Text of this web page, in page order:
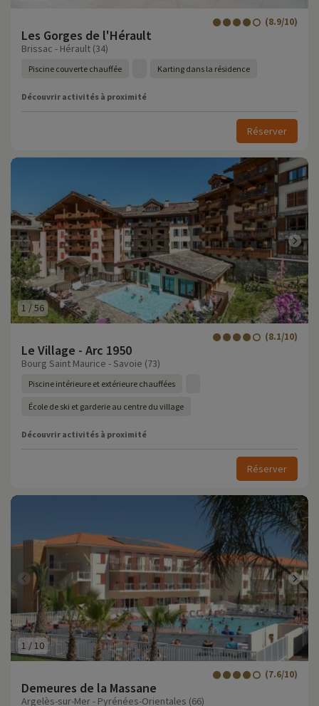
Les Gorges de l'Hérault
(8.9/10)
Brissac - Hérault (34)
Piscine couverte chauffée Karting dans la résidence
Découvrir activités à proximité
Réserver
1 /56
Le Village - Arc 1950
(8.1/10)
Bourg Saint Maurice - Savoie (73)
Piscine intérieure et extérieure chauffées
École de ski et garderie au centre du village
Découvrir activités à proximité
Réserver
1 / 10
Demeures de la Massane
(7.6/10)
Argelès-sur-Mer - Pyrénées-Orientales (66)